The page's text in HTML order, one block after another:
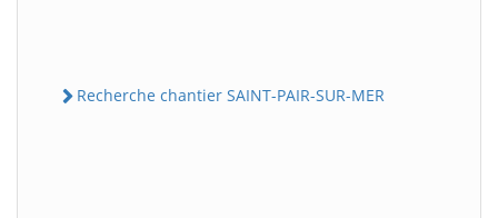
Recherche chantier SAINT-PAIR-SUR-MER